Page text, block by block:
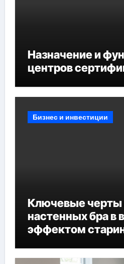
Назначение и
центров
Бизнес и инвестиции
Ключевые черты
настенных бра в
эффектом